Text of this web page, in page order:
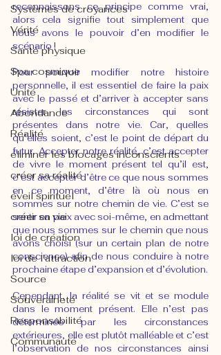
Systèmes de croyances
Vérité
Santé physique
Spa cosmique
Unité
Abondance
Réalité
éliminer les blocages inconscients
créer sa réalité
éveil spirituel
créer sa vie
loi de création
loi de l'attraction
Source
Souveraineté
Responsabilité
Communauté
reconnaissons ce principe comme vrai,
alors cela signifie tout simplement que
nous avons le pouvoir d’en modifier le
scénario !
Pour pouvoir modifier notre histoire
personnelle, il est essentiel de faire la paix
avec le passé et d’arriver à accepter sans
résister les circonstances qui sont
présentes dans notre vie. Car, quelles
qu’elles soient, c’est le point de départ du
futur. Accepter notre réalité, c’est accepter
de vivre le moment présent tel qu’il est,
c’est accepter d’être ce que nous sommes
en ce moment, d’être là où nous en
sommes sur notre chemin de vie. C’est se
sentir en paix avec soi-même, en admettant
que nous sommes sur le chemin que nous
avons choisi (sur un certain plan de notre
conscience) afin de nous conduire à notre
prochaine étape d’expansion et d’évolution.
Cependant, la réalité se vit et se module
dans le moment présent. Elle n’est pas
déterminée par les circonstances
extérieures, elle est plutôt malléable et c’est
l’observation de nos circonstances ainsi